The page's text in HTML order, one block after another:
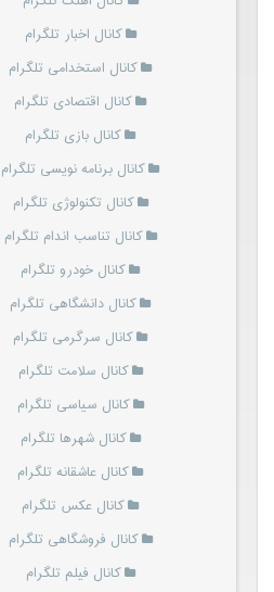
کانال اخبار تلگرام
کانال استخدامی تلگرام
کانال اقتصادی تلگرام
کانال بازی تلگرام
کانال برنامه نویسی تلگرام
کانال تکنولوژی تلگرام
کانال تناسب اندام تلگرام
کانال خودرو تلگرام
کانال دانشگاهی تلگرام
کانال سرگرمی تلگرام
کانال سلامت تلگرام
کانال سیاسی تلگرام
کانال شهرها تلگرام
کانال عاشقانه تلگرام
کانال عکس تلگرام
کانال فروشگاهی تلگرام
کانال فیلم تلگرام